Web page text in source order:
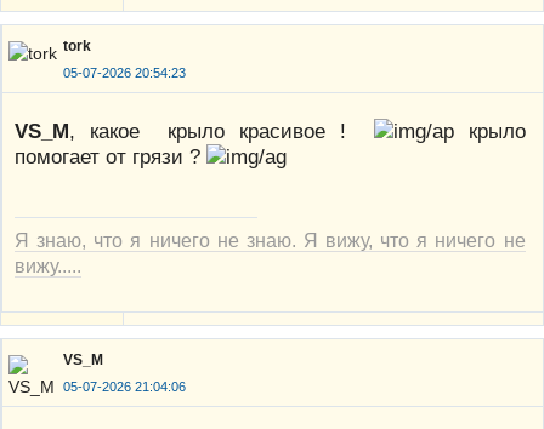
tork
05-07-2026 20:54:23
VS_M, какое крыло красивое !
крыло
помогает от грязи ?
Я знаю, что я ничего не знаю. Я вижу, что я ничего не
вижу.....
VS_M
05-07-2026 21:04:06